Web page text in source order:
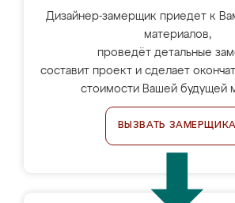
Дизайнер-замерщик приедет к
материалов,
проведёт детальные
составит проект и сделает
стоимости Вашей будущей
ВЫЗВАТЬ ЗАМЕРЩИКА